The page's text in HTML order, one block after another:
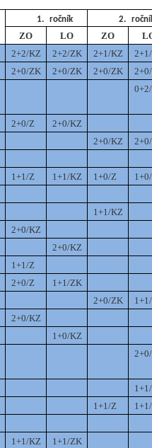
1. ročník 2.
ZO LO ZO
2+2/KZ 2+2/ZK 2+1/KZ
2+0/ZK 2+0/ZK 2+0/ZK
2+0/Z
2+0/KZ
2+0/KZ
1+1/Z 1+1/KZ 1+0/Z
1+1/KZ
2+0/KZ
2+0/KZ
1+1/Z
2+0/Z
1+1/ZK
2+0/ZK
2+0/KZ
1+0/KZ
1+1/Z
1+1/KZ
1+1/ZK